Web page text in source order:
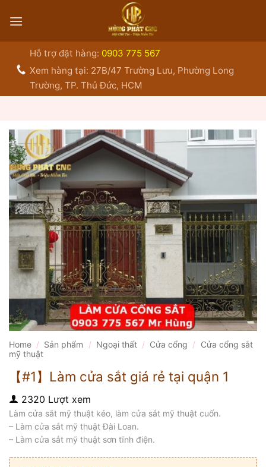
qua
Hỗ trợ đặt hàng: 0903 775 567
Xem hàng tại: 27B/47 Trường Lưu, Phường Long
Trường, TP. Thủ Đức, HCM
Home / Sản phẩm / Ngoại thất / Cửa cổng /
Cửa cổng sắt
mỹ thuật
【#1】Làm cửa sắt giá rẻ tại quận 1
2320 Lượt xem
Làm cửa sắt mỹ thuật kéo, làm cửa sắt mỹ thuật cuốn.
– Làm cửa sắt mỹ thuật Đài Loan.
– Làm cửa sắt mỹ thuật sơn tĩnh điện.